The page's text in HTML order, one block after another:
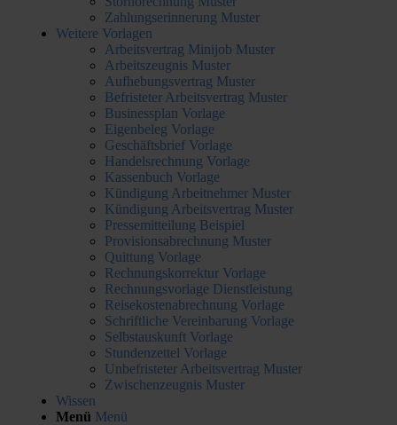
Zahlungserinnerung Muster
Weitere Vorlagen
Arbeitsvertrag Minijob Muster
Arbeitszeugnis Muster
Aufhebungsvertrag Muster
Befristeter Arbeitsvertrag Muster
Businessplan Vorlage
Eigenbeleg Vorlage
Geschäftsbrief Vorlage
Handelsrechnung Vorlage
Kassenbuch Vorlage
Kündigung Arbeitnehmer Muster
Kündigung Arbeitsvertrag Muster
Pressemitteilung Beispiel
Provisionsabrechnung Muster
Quittung Vorlage
Rechnungskorrektur Vorlage
Rechnungsvorlage Dienstleistung
Reisekostenabrechnung Vorlage
Schriftliche Vereinbarung Vorlage
Selbstauskunft Vorlage
Stundenzettel Vorlage
Unbefristeter Arbeitsvertrag Muster
Zwischenzeugnis Muster
Wissen
Menü Menü